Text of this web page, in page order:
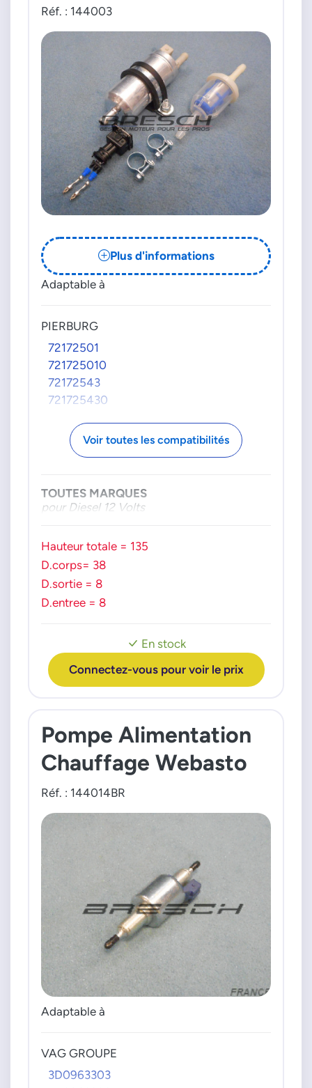
Réf. : 144003
Plus d'informations
Adaptable à
PIERBURG
72172501
721725010
72172543
721725430
Voir toutes les compatibilités
En stock
Connectez-vous pour voir le prix
TOUTES MARQUES
pour Diesel 12 Volts
Hauteur totale = 135
D.corps= 38
D.sortie = 8
D.entree = 8
Pompe Alimentation
Chauffage Webasto
Réf. : 144014BR
Adaptable à
VAG GROUPE
3D0963303